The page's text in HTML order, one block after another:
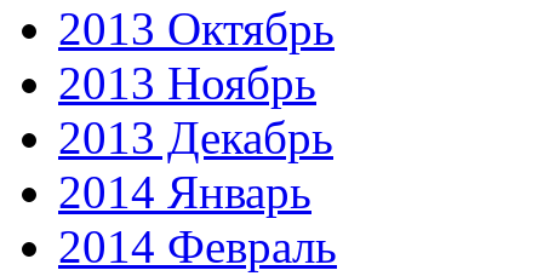
2013 Октябрь
2013 Ноябрь
2013 Декабрь
2014 Январь
2014 Февраль